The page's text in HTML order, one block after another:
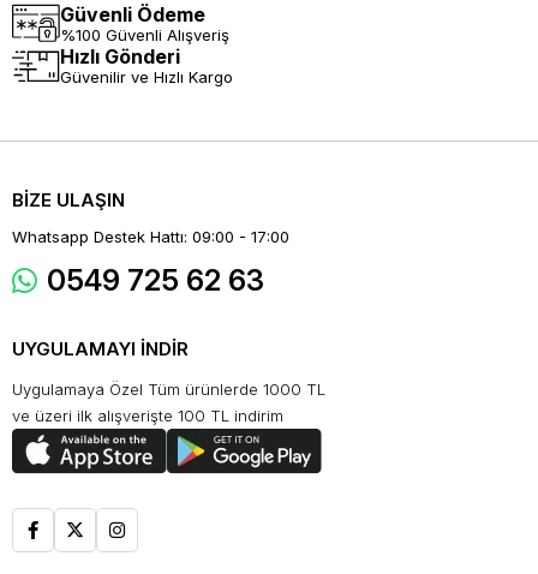
Güvenli Ödeme
%100 Güvenli Alışveriş
Hızlı Gönderi
Güvenilir ve Hızlı Kargo
BİZE ULAŞIN
Whatsapp Destek Hattı: 09:00 - 17:00
0549 725 62 63
UYGULAMAYI İNDİR
Uygulamaya Özel Tüm ürünlerde 1000 TL
ve üzeri ilk alışverişte 100 TL indirim